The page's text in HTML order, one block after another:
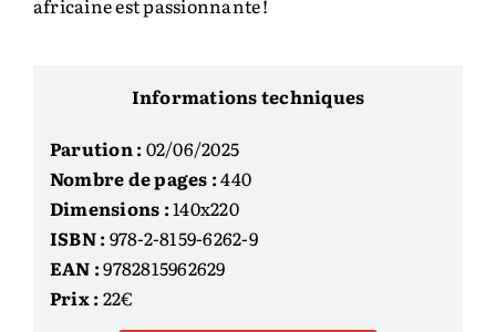
africaine est passionnante !
Informations techniques
Parution :02/06/2025
Nombre de pages :440
Dimensions :140x220
ISBN :978-2-8159-6262-9
EAN :9782815962629
Prix :22€